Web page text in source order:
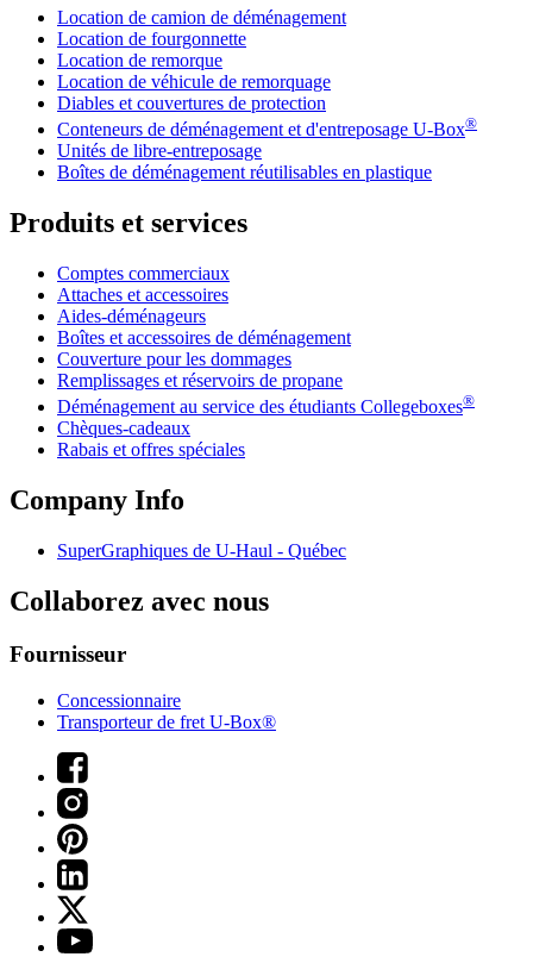
Location de camion de déménagement
Location de fourgonnette
Location de remorque
Location de véhicule de remorquage
Diables et couvertures de protection
Conteneurs de déménagement et d'entreposage U-Box®
Unités de libre-entreposage
Boîtes de déménagement réutilisables en plastique
Produits et services
Comptes commerciaux
Attaches et accessoires
Aides-déménageurs
Boîtes et accessoires de déménagement
Couverture pour les dommages
Remplissages et réservoirs de propane
Déménagement au service des étudiants Collegeboxes®
Chèques-cadeaux
Rabais et offres spéciales
Company Info
SuperGraphiques de U-Haul - Québec
Collaborez avec nous
Fournisseur
Concessionnaire
Transporteur de fret U-Box®